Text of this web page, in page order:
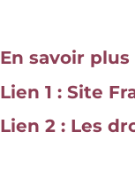
En savoir plus
Lien 1 : Site
Lien 2 : Les